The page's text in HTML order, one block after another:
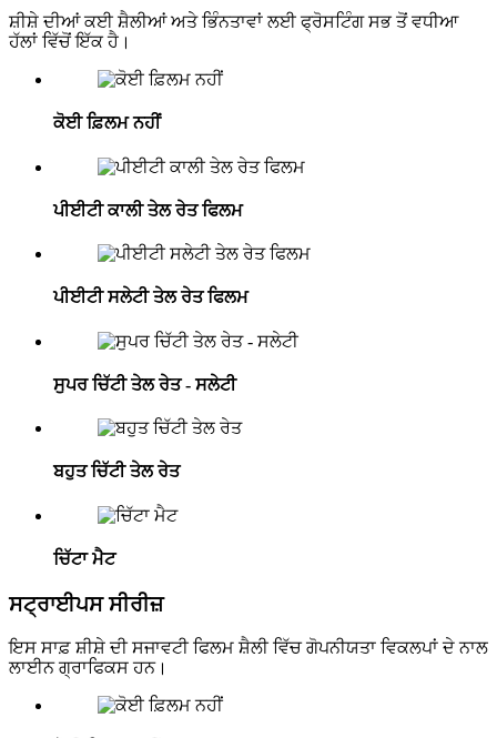
ਸ਼ੀਸ਼ੇ ਦੀਆਂ ਕਈ ਸ਼ੈਲੀਆਂ ਅਤੇ ਭਿੰਨਤਾਵਾਂ ਲਈ ਫ੍ਰੋਸਟਿੰਗ ਸਭ ਤੋਂ ਵਧੀਆ
ਹੱਲਾਂ ਵਿੱਚੋਂ ਇੱਕ ਹੈ।
ਕੋਈ ਫ਼ਿਲਮ ਨਹੀਂ
ਪੀਈਟੀ ਕਾਲੀ ਤੇਲ ਰੇਤ ਫਿਲਮ
ਪੀਈਟੀ ਸਲੇਟੀ ਤੇਲ ਰੇਤ ਫਿਲਮ
ਸੁਪਰ ਚਿੱਟੀ ਤੇਲ ਰੇਤ - ਸਲੇਟੀ
ਬਹੁਤ ਚਿੱਟੀ ਤੇਲ ਰੇਤ
ਚਿੱਟਾ ਮੈਟ
ਸਟ੍ਰਾਈਪਸ ਸੀਰੀਜ਼
ਇਸ ਸਾਫ਼ ਸ਼ੀਸ਼ੇ ਦੀ ਸਜਾਵਟੀ ਫਿਲਮ ਸ਼ੈਲੀ ਵਿੱਚ ਗੋਪਨੀਯਤਾ ਵਿਕਲਪਾਂ ਦੇ ਨਾਲ
ਲਾਈਨ ਗ੍ਰਾਫਿਕਸ ਹਨ।